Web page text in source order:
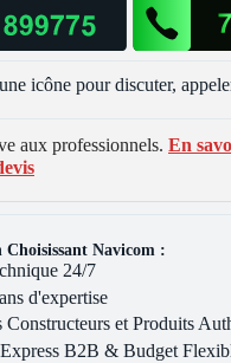
icône pour discuter,
aux professionnels. En
Choisissant Navicom :
24/7
d'expertise
Constructeurs et Produits
B2B & Budget